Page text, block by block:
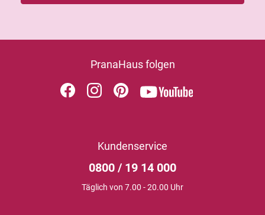
PranaHaus folgen
Kundenservice
0800 / 19 14 000
Täglich von 7.00 - 20.00 Uhr